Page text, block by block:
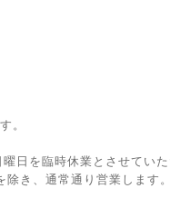
。
日を臨時休業とさせていた
き、通常通り営業します。